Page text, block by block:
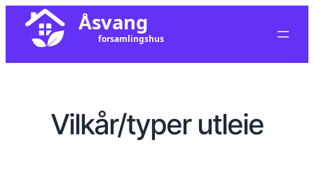
Vilkår/typer utleie